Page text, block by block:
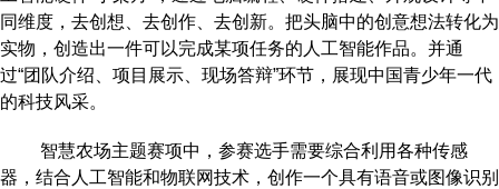
同维度，去创想、去创作、去创新。把头脑中的创意想法转化为
实物，创造出一件可以完成某项任务的人工智能作品。并通
过“团队介绍、项目展示、现场答辩”环节，展现中国青少年一代
的科技风采。
智慧农场主题赛项中，参赛选手需要综合利用各种传感
器，结合人工智能和物联网技术，创作一个具有语音或图像识别